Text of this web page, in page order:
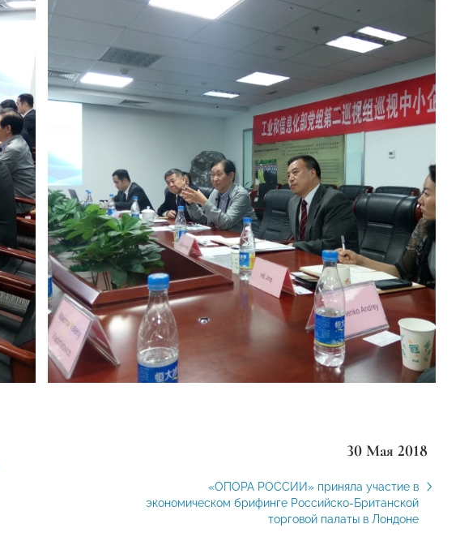
30 Мая 2018
«ОПОРА РОССИИ» приняла участие в
экономическом брифинге Российско-Британской
торговой палаты в Лондоне